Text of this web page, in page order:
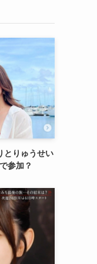
とりゅうせい
参加？